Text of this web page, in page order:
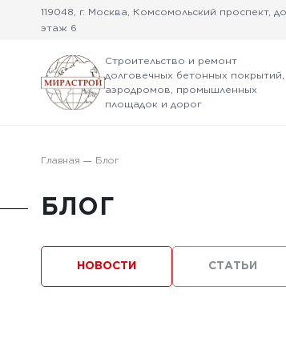
119048, г. Москва, Комсомольский проспект,
этаж 6
Строительство и ремонт
долговечных бетонных покрытий,
аэродромов, промышленных
площадок и дорог
Главная Блог
БЛОГ
НОВОСТИ СТАТЬИ